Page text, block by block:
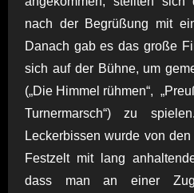
nach der Begrüßung mit
Danach gab es das große
sich auf der Bühne, um
(„Die Himmel rühmen“,
Turnermarsch“) zu
Leckerbissen wurde von
Festzelt mit lang
dass man an einer